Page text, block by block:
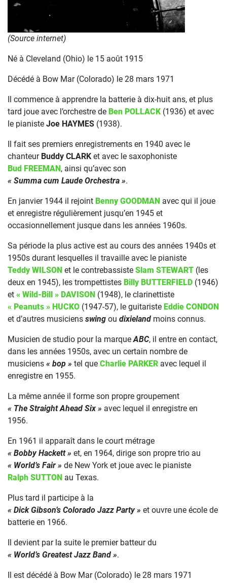
(Source internet)
Né à Cleveland (Ohio) le 15 août 1915
Décédé à Bow Mar (Colorado) le 28 mars 1971
Il commence à apprendre la batterie à dix-huit ans, et plus
tard joue avec l’orchestre de Ben POLLACK(1936) et avec
le pianiste Joe HAYMES (1938).
Il fait ses premiers enregistrements en 1940 avec le
chanteur Buddy CLARK et avec le saxophoniste
Bud FREEMAN, ainsi qu’avec son
« Summa cum Laude Orchestra ».
En janvier 1944 il rejoint Benny GOODMAN avec qui il joue
et enregistre régulièrement jusqu’en 1945 et
occasionnellement jusque dans les années 1960s.
Sa période la plus active est au cours des années 1940s et
1950s durant lesquelles il travaille avec le pianiste
Teddy WILSON et le contrebassiste Slam STEWART (les
deux en 1945), les trompettistes Billy BUTTERFIELD (1946)
et « Wild-Bill » DAVISON (1948), le clarinettiste
« Peanuts » HUCKO (1947-57), le guitariste Eddie CONDON
et d’autres musiciens swing ou dixieland moins connus.
Musicien de studio pour la marqueABC, il entre en contact,
dans les années 1950s, avec un certain nombre de
musiciens « bop » tel que Charlie PARKER avec lequel il
enregistre en 1955.
La même année il forme son propre groupement
« The Straight Ahead Six » avec lequel il enregistre en
1956.
En 1961 il apparaît dans le court métrage
« Bobby Hackett » et, en 1964, dirige son propre trio au
« World’s Fair » de New York et joue avec le pianiste
Ralph SUTTON au Texas.
Plus tard il participe à la
« Dick Gibson’s Colorado Jazz Party » et ouvre une école de
batterie en 1966.
Il devient par la suite le premier batteur du
« World’s Greatest Jazz Band ».
Il est décédé à Bow Mar (Colorado) le 28 mars 1971